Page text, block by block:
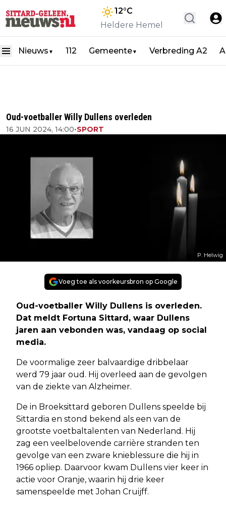
12°C
Heldere Hemel
Nieuws ▼ 112 Gemeente▼ Verbreding A2
Oud-voetballer Willy Dullens overleden
16 JUN 2024, 14:00•SPORT
P. Helwig
Voeg toe als voorkeursbron op Google
Oud-voetballer Willy Dullens is overleden.
Dat meldt Fortuna Sittard, waar Dullens
jaren aan vebonden was, vandaag op social
media.
De voormalige zeer balvaardige dribbelaar
werd 79 jaar oud. Hij overleed aan de gevolgen
van de ziekte van Alzheimer.
De in Broeksittard geboren Dullens speelde bij
Sittardia en stond bekend als een van de
grootste voetbaltalenten van Nederland. Hij
zag een veelbelovende carrière stranden ten
gevolge van een zware knieblessure die hij in
1966 opliep. Daarvoor kwam Dullens vier keer in
actie voor Oranje, waarin hij drie keer
samenspeelde met Johan Cruijff.